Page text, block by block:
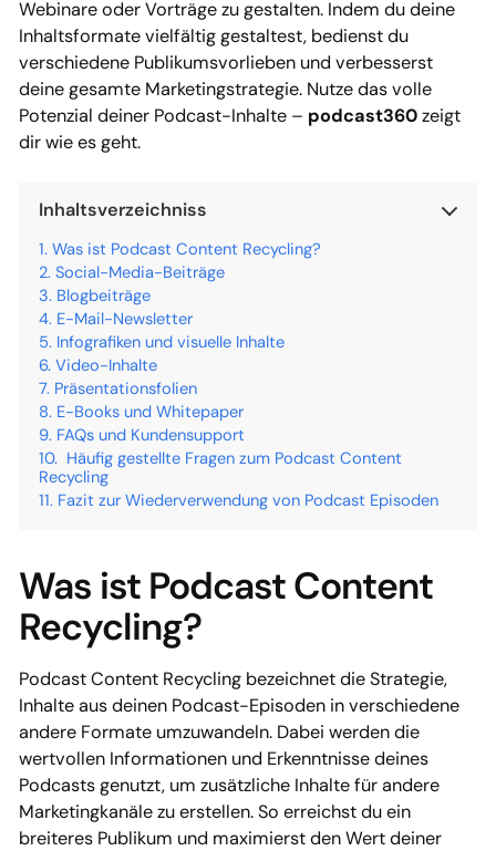
Webinare oder Vorträge zu gestalten. Indem du deine
Inhaltsformate vielfältig gestaltest, bedienst du
verschiedene Publikumsvorlieben und verbesserst
deine gesamte Marketingstrategie. Nutze das volle
Potenzial deiner Podcast-Inhalte – podcast360zeigt
dir wie es geht.
Inhaltsverzeichniss
Was ist Podcast Content Recycling?
Social-Media-Beiträge
Blogbeiträge
E-Mail-Newsletter
Infografiken und visuelle Inhalte
Video-Inhalte
Präsentationsfolien
E-Books und Whitepaper
FAQs und Kundensupport
Häufig gestellte Fragen zum Podcast Content
Recycling
Fazit zur Wiederverwendung von Podcast Episoden
Was ist Podcast Content
Recycling?
Podcast Content Recycling bezeichnet die Strategie,
Inhalte aus deinen Podcast-Episoden in verschiedene
andere Formate umzuwandeln. Dabei werden die
wertvollen Informationen und Erkenntnisse deines
Podcasts genutzt, um zusätzliche Inhalte für andere
Marketingkanäle zu erstellen. So erreichst du ein
breiteres Publikum und maximierst den Wert deiner